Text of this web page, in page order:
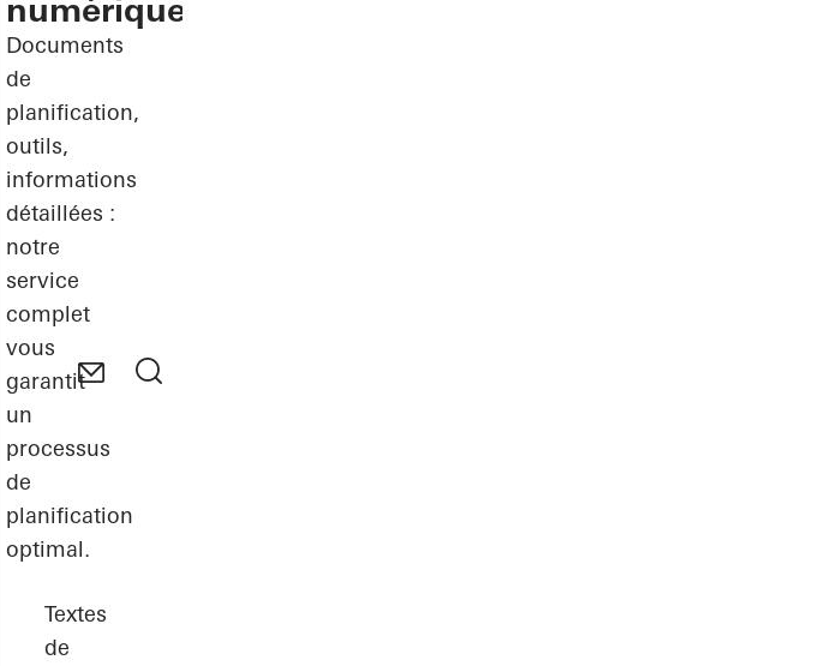
numérique
Documents
de
planification,
outils,
informations
détaillées :
notre
service
complet
vous
garantit
un
processus
de
planification
optimal.
Textes
de